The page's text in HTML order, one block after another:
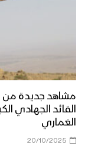
مشاهد جديدة من
القائد الجهادي
الغماري
20/10/2025